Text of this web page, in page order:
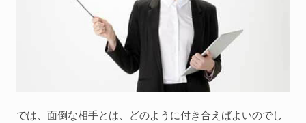
では、面倒な相手とは、どのように付き合えばよいのでし